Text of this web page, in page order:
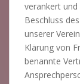
verankert
Beschluss
unserer
Klärung von
benannte